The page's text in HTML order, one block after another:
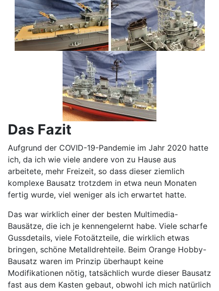
Das Fazit
Aufgrund der COVID-19-Pandemie im Jahr 2020 hatte
ich, da ich wie viele andere von zu Hause aus
arbeitete, mehr Freizeit, so dass dieser ziemlich
komplexe Bausatz trotzdem in etwa neun Monaten
fertig wurde, viel weniger als ich erwartet hatte.
Das war wirklich einer der besten Multimedia-
Bausätze, die ich je kennengelernt habe. Viele scharfe
Gussdetails, viele Fotoätzteile, die wirklich etwas
bringen, schöne Metalldrehteile. Beim Orange Hobby-
Bausatz waren im Prinzip überhaupt keine
Modifikationen nötig, tatsächlich wurde dieser Bausatz
fast aus dem Kasten gebaut, obwohl ich mich natürlich